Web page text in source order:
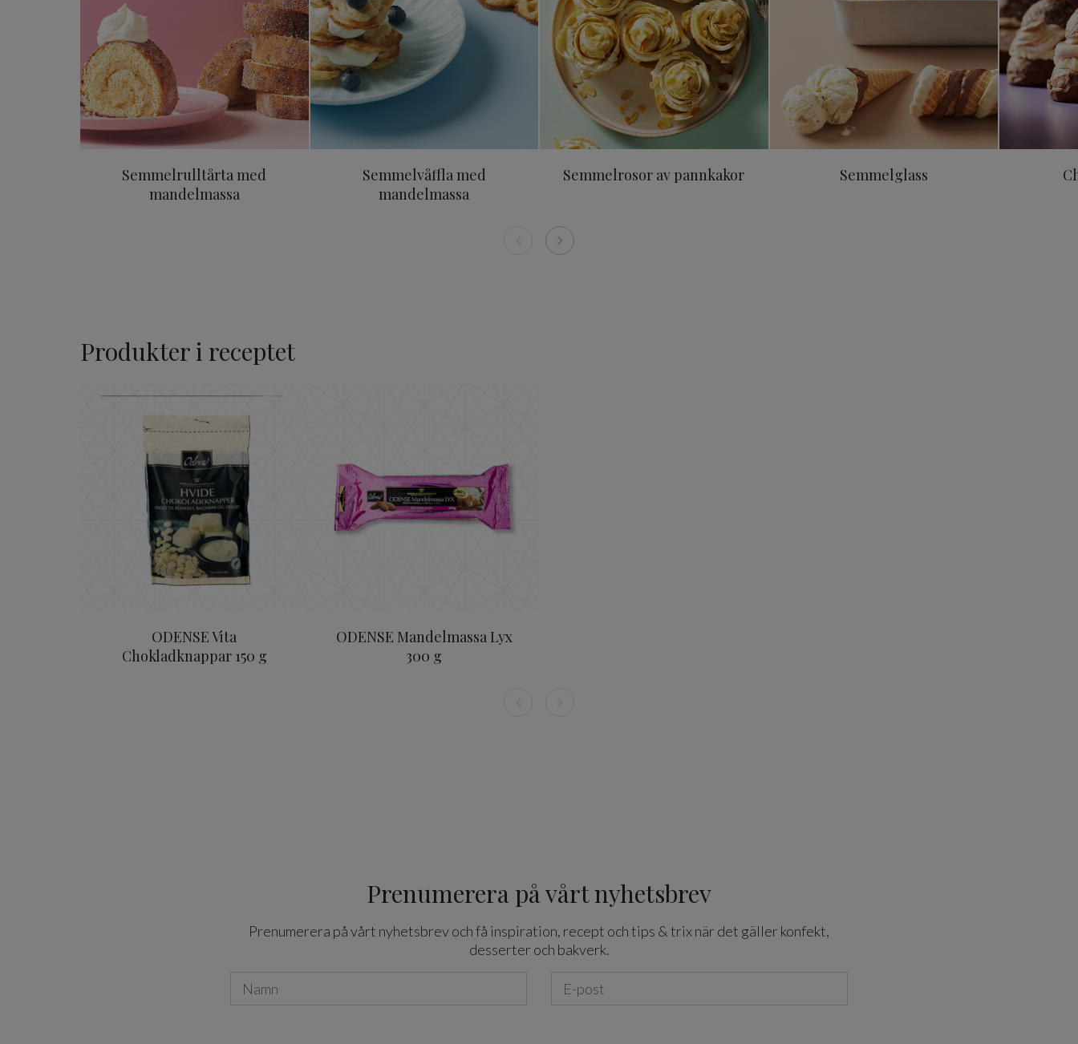
Semmelrulltårta med
mandelmassa
Semmelvåffla med
mandelmassa
Semmelrosor av pannkakor Semmelglass
Produkter i receptet
ODENSE Vita
Chokladknappar 150 g
ODENSE Vita Chokladknappar 150 g
ODENSE Mandelmassa Lyx
300 g
Prenumerera på vårt nyhetsbrev
Prenumerera på vårt nyhetsbrev och få inspiration, recept och tips & trix när det gäller konfekt,
desserter och bakverk.